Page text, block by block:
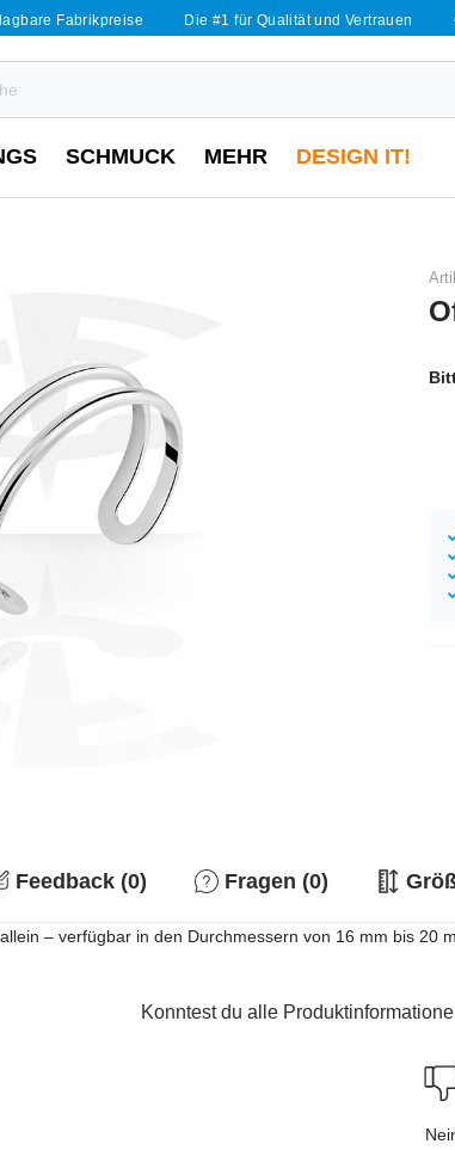
Fabrikpreise Die #1 für Qualität und Vertrauen
SCHMUCK MEHR DESIGN IT!
Feedback (0) Fragen (0)
– verfügbar in den Durchmessern von 16 mm bis 20
Konntest du alle